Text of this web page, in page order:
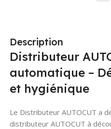
Description
Distributeur
automatique –
et hygiénique
Le Distributeur AUTOCUT a
distributeur AUTOCUT à